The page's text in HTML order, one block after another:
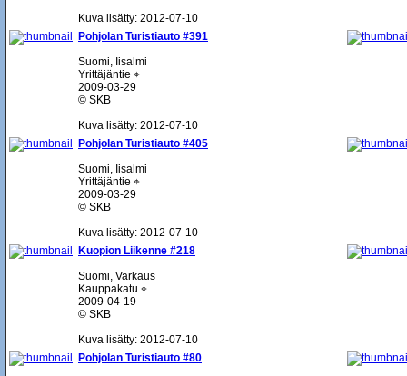
Kuva lisätty: 2012-07-10
Pohjolan Turistiauto #391
Suomi, Iisalmi
Yrittäjäntie ⌖
2009-03-29
© SKB
Kuva lisätty: 2012-07-10
Pohjolan Turistiauto #405
Suomi, Iisalmi
Yrittäjäntie ⌖
2009-03-29
© SKB
Kuva lisätty: 2012-07-10
Kuopion Liikenne #218
Suomi, Varkaus
Kauppakatu ⌖
2009-04-19
© SKB
Kuva lisätty: 2012-07-10
Pohjolan Turistiauto #80